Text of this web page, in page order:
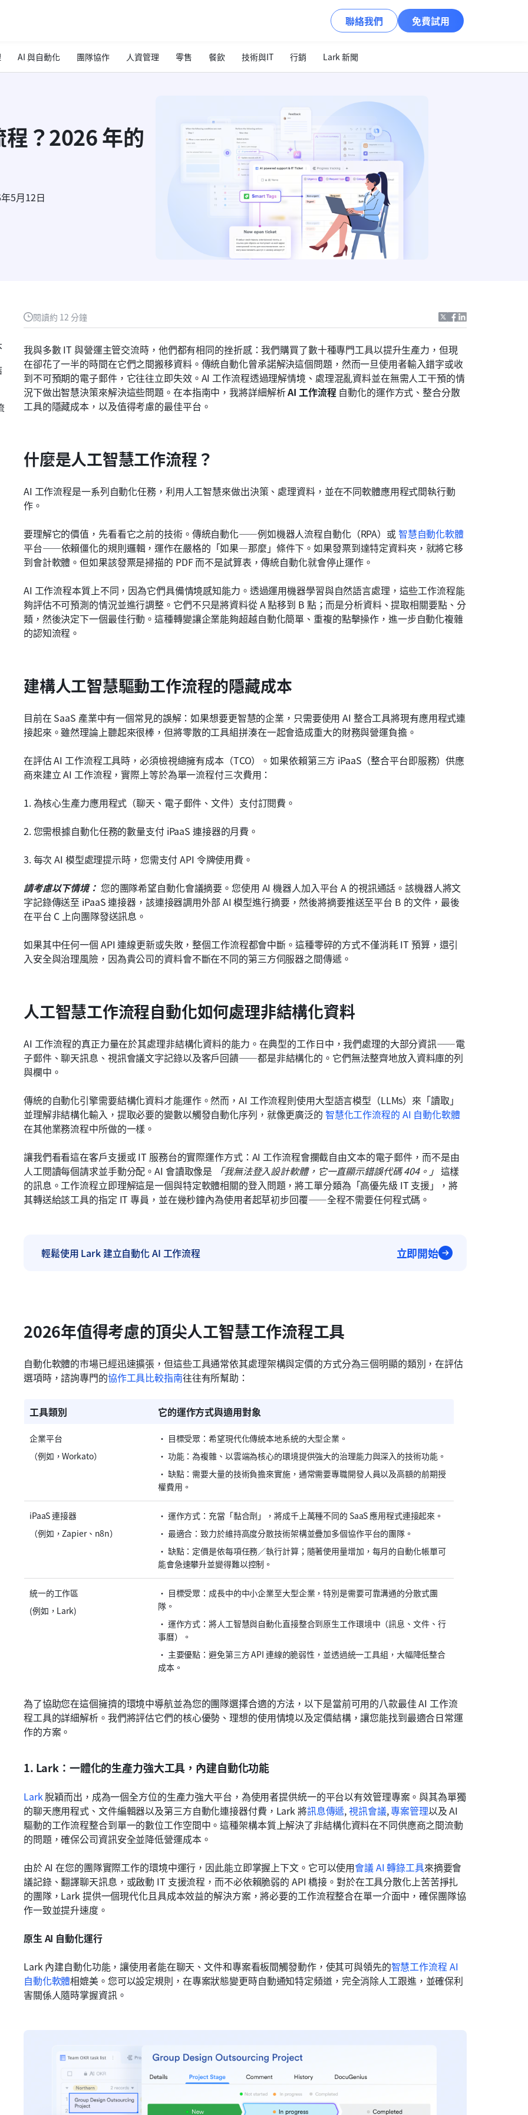
聯絡我們 免費試用
AI 與自動化 團隊協作 人資管理 零售 餐飲 技術與IT 行銷 Lark 新聞
？2026 年的
5月12日
閱讀約 12 分鐘
我與多數 IT 與營運主管交流時，他們都有相同的挫折感：我們購買了數十種專門工具以提升生產力，但現
在卻花了一半的時間在它們之間搬移資料。傳統自動化曾承諾解決這個問題，然而一旦使用者輸入錯字或收
到不可預期的電子郵件，它往往立即失效。AI 工作流程透過理解情境、處理混亂資料並在無需人工干預的情
況下做出智慧決策來解決這些問題。在本指南中，我將詳細解析 AI 工作流程 自動化的運作方式、整合分散
工具的隱藏成本，以及值得考慮的最佳平台。
什麼是人工智慧工作流程？
AI 工作流程是一系列自動化任務，利用人工智慧來做出決策、處理資料，並在不同軟體應用程式間執行動
作。
要理解它的價值，先看看它之前的技術。傳統自動化——例如機器人流程自動化（RPA）或 智慧自動化軟體
平台——依賴僵化的規則邏輯，運作在嚴格的「如果—那麼」條件下。如果發票到達特定資料夾，就將它移
到會計軟體。但如果該發票是掃描的 PDF 而不是試算表，傳統自動化就會停止運作。
AI 工作流程本質上不同，因為它們具備情境感知能力。透過運用機器學習與自然語言處理，這些工作流程能
夠評估不可預測的情況並進行調整。它們不只是將資料從 A 點移到 B 點；而是分析資料、提取相關要點、分
類，然後決定下一個最佳行動。這種轉變讓企業能夠超越自動化簡單、重複的點擊操作，進一步自動化複雜
的認知流程。
建構人工智慧驅動工作流程的隱藏成本
目前在 SaaS 產業中有一個常見的誤解：如果想要更智慧的企業，只需要使用 AI 整合工具將現有應用程式連
接起來。雖然理論上聽起來很棒，但將零散的工具組拼湊在一起會造成重大的財務與營運負擔。
在評估 AI 工作流程工具時，必須檢視總擁有成本（TCO）。如果依賴第三方 iPaaS（整合平台即服務）供應
商來建立 AI 工作流程，實際上等於為單一流程付三次費用：
1. 為核心生產力應用程式（聊天、電子郵件、文件）支付訂閱費。
2. 您需根據自動化任務的數量支付 iPaaS 連接器的月費。
3. 每次 AI 模型處理提示時，您需支付 API 令牌使用費。
請考慮以下情境： 您的團隊希望自動化會議摘要。您使用 AI 機器人加入平台 A 的視訊通話。該機器人將文
字記錄傳送至 iPaaS 連接器，該連接器調用外部 AI 模型進行摘要，然後將摘要推送至平台 B 的文件，最後
在平台 C 上向團隊發送訊息。
如果其中任何一個 API 連線更新或失敗，整個工作流程都會中斷。這種零碎的方式不僅消耗 IT 預算，還引
入安全與治理風險，因為貴公司的資料會不斷在不同的第三方伺服器之間傳遞。
人工智慧工作流程自動化如何處理非結構化資料
AI 工作流程的真正力量在於其處理非結構化資料的能力。在典型的工作日中，我們處理的大部分資訊——電
子郵件、聊天訊息、視訊會議文字記錄以及客戶回饋——都是非結構化的。它們無法整齊地放入資料庫的列
與欄中。
傳統的自動化引擎需要結構化資料才能運作。然而，AI 工作流程則使用大型語言模型（LLMs）來「讀取」
並理解非結構化輸入，提取必要的變數以觸發自動化序列，就像更廣泛的 智慧化工作流程的 AI 自動化軟體
在其他業務流程中所做的一樣。
讓我們看看這在客戶支援或 IT 服務台的實際運作方式：AI 工作流程會攔截自由文本的電子郵件，而不是由
人工閱讀每個請求並手動分配。AI 會讀取像是
「我無法登入設計軟體，它一直顯示錯誤代碼 404。」 這樣
的訊息。工作流程立即理解這是一個與特定軟體相關的登入問題，將工單分類為「高優先級 IT 支援」，將
其轉送給該工具的指定 IT 專員，並在幾秒鐘內為使用者起草初步回覆——全程不需要任何程式碼。
輕鬆使用 Lark 建立自動化 AI 工作流程 立即開始
2026年值得考慮的頂尖人工智慧工作流程工具
自動化軟體的市場已經迅速擴張，但這些工具通常依其處理架構與定價的方式分為三個明顯的類別，在評估
選項時，諮詢專門的協作工具比較指南往往有所幫助：
工具類別 它的運作方式與適用對象
企業平台
（例如，Workato）
• 目標受眾：希望現代化傳統本地系統的大型企業。
• 功能：為複雜、以雲端為核心的環境提供強大的治理能力與深入的技術功能。
• 缺點：需要大量的技術負擔來實施，通常需要專職開發人員以及高額的前期授
權費用。
iPaaS 連接器
（例如，Zapier、n8n）
• 運作方式：充當「黏合劑」，將成千上萬種不同的 SaaS 應用程式連接起來。
• 最適合：致力於維持高度分散技術架構並疊加多個協作平台的團隊。
• 缺點：定價是依每項任務／執行計算；隨著使用量增加，每月的自動化帳單可
能會急速攀升並變得難以控制。
統一的工作區
(例如，Lark)
• 目標受眾：成長中的中小企業至大型企業，特別是需要可靠溝通的分散式團
隊。
• 運作方式：將人工智慧與自動化直接整合到原生工作環境中（訊息、文件、行
事曆）。
• 主要優點：避免第三方 API 連線的脆弱性，並透過統一工具組，大幅降低整合
成本。
為了協助您在這個擁擠的環境中導航並為您的團隊選擇合適的方法，以下是當前可用的八款最佳 AI 工作流
程工具的詳細解析。我們將評估它們的核心優勢、理想的使用情境以及定價結構，讓您能找到最適合日常運
作的方案。
1. Lark：一體化的生產力強大工具，內建自動化功能
Lark 脫穎而出，成為一個全方位的生產力強大平台，為使用者提供統一的平台以有效管理專案。與其為單獨
的聊天應用程式、文件編輯器以及第三方自動化連接器付費，Lark 將訊息傳遞,視訊會議,專案管理以及 AI
驅動的工作流程整合到單一的數位工作空間中。這種架構本質上解決了非結構化資料在不同供應商之間流動
的問題，確保公司資訊安全並降低營運成本。
由於 AI 在您的團隊實際工作的環境中運行，因此能立即掌握上下文。它可以使用會議 AI 轉錄工具來摘要會
議記錄、翻譯聊天訊息，或啟動 IT 支援流程，而不必依賴脆弱的 API 橋接。對於在工具分散化上苦苦掙扎
的團隊，Lark 提供一個現代化且具成本效益的解決方案，將必要的工作流程整合在單一介面中，確保團隊協
作一致並提升速度。
原生 AI 自動化運行
Lark 內建自動化功能，讓使用者能在聊天、文件和專案看板間觸發動作，使其可與領先的智慧工作流程 AI
自動化軟體相媲美。您可以設定規則，在專案狀態變更時自動通知特定頻道，完全消除人工跟進，並確保利
害關係人隨時掌握資訊。